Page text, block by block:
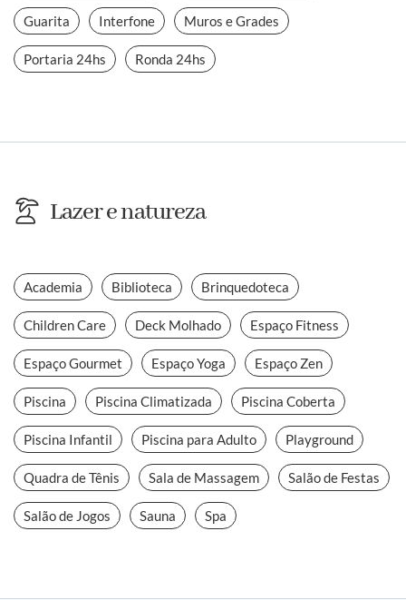
Guarita Interfone Muros e Grades
Portaria 24hs Ronda 24hs
Lazer e natureza
Academia Biblioteca Brinquedoteca
Children Care Deck Molhado Espaço Fitness
Espaço Gourmet Espaço Yoga Espaço Zen
Piscina Piscina Climatizada Piscina Coberta
Piscina Infantil Piscina para Adulto Playground
Quadra de Tênis Sala de Massagem Salão de Festas
Salão de Jogos Sauna Spa